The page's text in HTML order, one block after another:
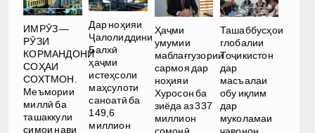
ИМРӮЗ —
РӮЗИ
КОРМАНДОНИ
СОҲАИ
СОХТМОН.
Меъмории
миллӣ ба
ташаккули
симои нави
Дар ноҳияи
Ҷалолиддини
Балхӣ
ҳаҷми
истеҳсоли
маҳсулоти
саноатӣ ба
149,6
миллион
Ҳаҷми
умумии
маблағгузории
сармоя дар
ноҳияи
Хуросон ба
зиёда аз 337
миллион
сомонӣ
Ташаббусҳои
глобалии
Тоҷикистон
дар
масъалаи
обу иқлим
дар
муколамаи
ҷавонон